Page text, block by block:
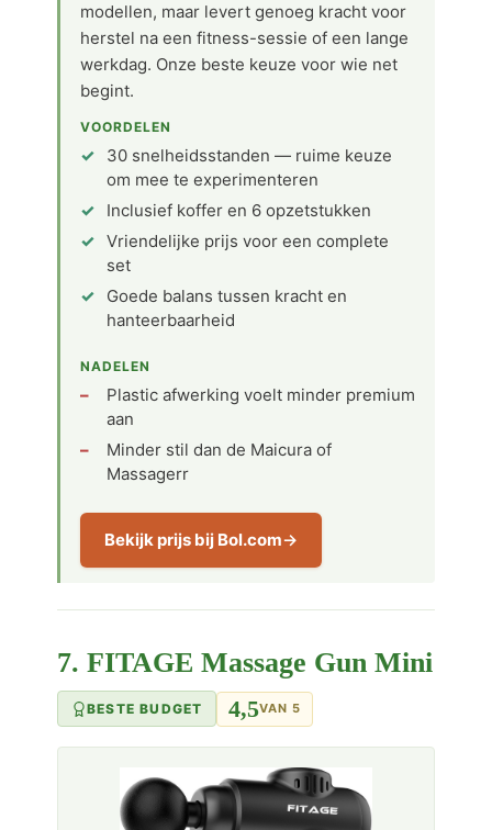
modellen, maar levert genoeg kracht voor
herstel na een fitness-sessie of een lange
werkdag. Onze beste keuze voor wie net
begint.
VOORDELEN
30 snelheidsstanden — ruime keuze
om mee te experimenteren
Inclusief koffer en 6 opzetstukken
Vriendelijke prijs voor een complete
set
Goede balans tussen kracht en
hanteerbaarheid
NADELEN
Plastic afwerking voelt minder premium
aan
Minder stil dan de Maicura of
Massagerr
Bekijk prijs bij Bol.com
7. FITAGE Massage Gun Mini
BESTE BUDGET 4,5VAN 5